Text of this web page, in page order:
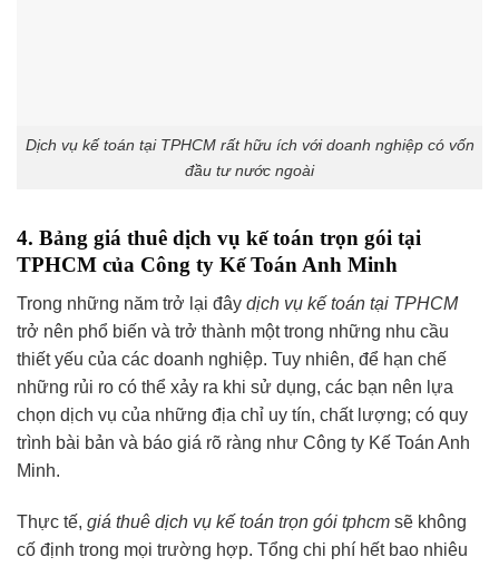
Dịch vụ kế toán tại TPHCM rất hữu ích với doanh nghiệp có vốn
đầu tư nước ngoài
4. Bảng giá thuê dịch vụ kế toán trọn gói tại
TPHCM của Công ty Kế Toán Anh Minh
Trong những năm trở lại đây dịch vụ kế toán tại TPHCM
trở nên phổ biến và trở thành một trong những nhu cầu
thiết yếu của các doanh nghiệp. Tuy nhiên, để hạn chế
những rủi ro có thể xảy ra khi sử dụng, các bạn nên lựa
chọn dịch vụ của những địa chỉ uy tín, chất lượng; có quy
trình bài bản và báo giá rõ ràng như Công ty Kế Toán Anh
Minh.
Thực tế, giá thuê dịch vụ kế toán trọn gói tphcm sẽ không
cố định trong mọi trường hợp. Tổng chi phí hết bao nhiêu